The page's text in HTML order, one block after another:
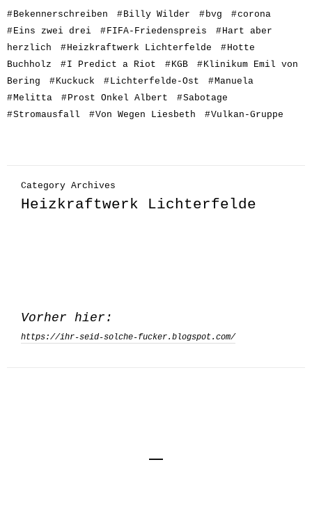
#Bekennerschreiben #Billy Wilder #bvg #corona
#Eins zwei drei #FIFA-Friedenspreis #Hart aber
herzlich
#Heizkraftwerk Lichterfelde #Hotte
Buchholz
#I Predict a Riot #KGB #Klinikum Emil von
Bering
#Kuckuck #Lichterfelde-Ost #Manuela
#Melitta #Prost Onkel Albert #Sabotage
#Stromausfall #Von Wegen Liesbeth #Vulkan-Gruppe
Category Archives
Heizkraftwerk Lichterfelde
Vorher hier:
https://ihr-seid-solche-fucker.blogspot.com/